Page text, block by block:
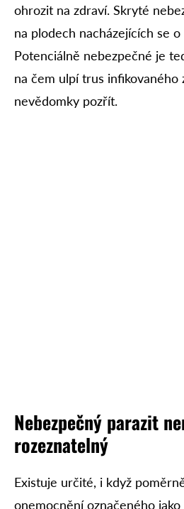
ohrozit na zdraví. Skryté
na plodech nacházejících se
Potenciálně nebezpečné je
na čem ulpí trus infikovaného
nevědomky pozřít.
Nebezpečný parazit
rozeznatelný
Existuje určité, i když
onemocnění označeného